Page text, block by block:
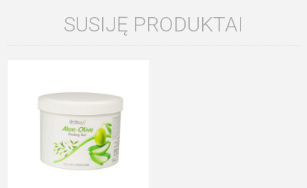
SUSIJĘ PRODUKTAI